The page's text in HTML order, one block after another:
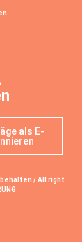
als E-
/ All right